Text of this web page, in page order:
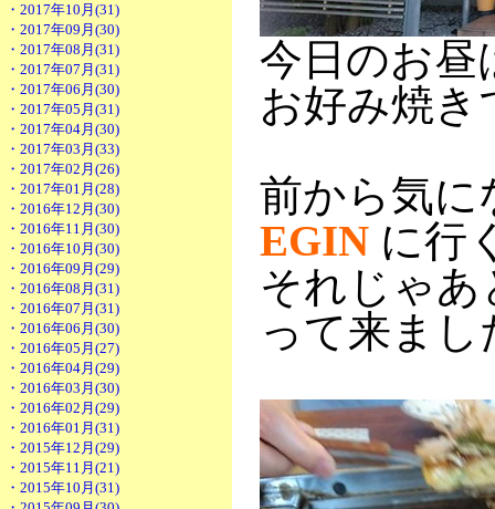
・2017年10月(31)
・2017年09月(30)
・2017年08月(31)
・2017年07月(31)
・2017年06月(30)
・2017年05月(31)
・2017年04月(30)
・2017年03月(33)
・2017年02月(26)
・2017年01月(28)
・2016年12月(30)
・2016年11月(30)
・2016年10月(30)
・2016年09月(29)
・2016年08月(31)
・2016年07月(31)
・2016年06月(30)
・2016年05月(27)
・2016年04月(29)
・2016年03月(30)
・2016年02月(29)
・2016年01月(31)
・2015年12月(29)
・2015年11月(21)
・2015年10月(31)
今日のお
お好み焼き
前から気
EGIN に行
それじゃあ
って来まし